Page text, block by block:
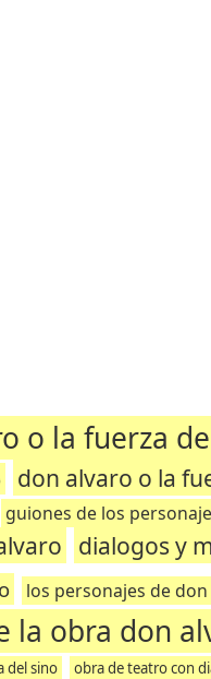
o la fuerza
don alvaro o la
guiones de los
dialogos y
los personajes de
la obra don
del sino
obra de teatro con